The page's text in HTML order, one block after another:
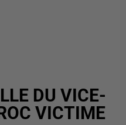
DU VICE-
VICTIME